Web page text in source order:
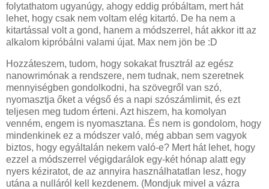
folytathatom ugyanúgy, ahogy eddig próbáltam, mert hát
lehet, hogy csak nem voltam elég kitartó. De ha nem a
kitartással volt a gond, hanem a módszerrel, hát akkor itt az
alkalom kipróbálni valami újat. Max nem jön be :D
Hozzáteszem, tudom, hogy sokakat frusztrál az egész
nanowrimónak a rendszere, nem tudnak, nem szeretnek
mennyiségben gondolkodni, ha szövegről van szó,
nyomasztja őket a végső és a napi szószámlimit, és ezt
teljesen meg tudom érteni. Azt hiszem, ha komolyan
venném, engem is nyomasztana. És nem is gondolom, hogy
mindenkinek ez a módszer való, még abban sem vagyok
biztos, hogy egyáltalán nekem való-e? Mert hát lehet, hogy
ezzel a módszerrel végigdarálok egy-két hónap alatt egy
nyers kéziratot, de az annyira használhatatlan lesz, hogy
utána a nulláról kell kezdenem. (Mondjuk mivel a vázra